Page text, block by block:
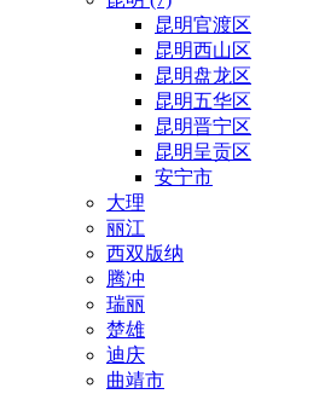
昆明官渡区
昆明西山区
昆明盘龙区
昆明五华区
昆明晋宁区
昆明呈贡区
安宁市
大理
丽江
西双版纳
腾冲
瑞丽
楚雄
迪庆
曲靖市